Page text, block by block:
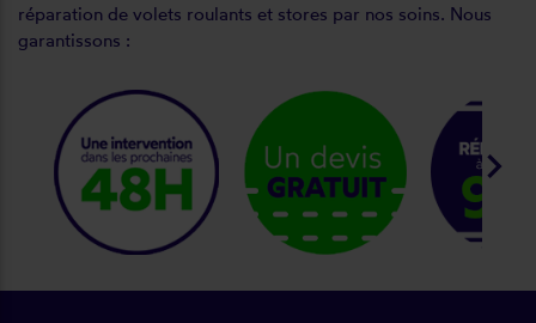
réparation de volets roulants et stores par nos soins. Nous
garantissons :
keyboard_arrow_right